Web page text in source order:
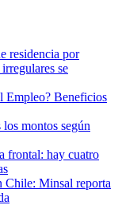
residencia por
se
Empleo? Beneficios
montos según
frontal: hay cuatro
Chile: Minsal reporta